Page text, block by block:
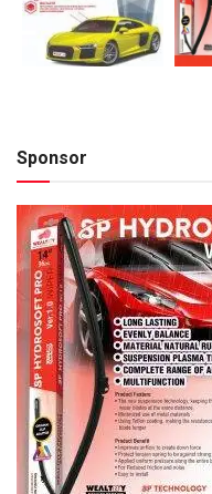
Sponsor